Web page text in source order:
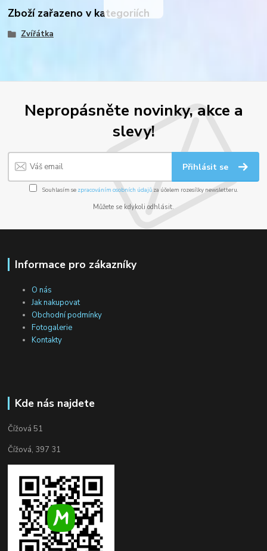
Zboží zařazeno v kategoriích
Zvířátka
Nepropásněte novinky, akce a
slevy!
Přihlásit se
Souhlasím se zpracováním osobních údajůza účelem rozesílky newsletteru.
Můžete se kdykoli odhlásit.
Informace pro zákazníky
O nás
Jak nakupovat
Obchodní podmínky
Fotogalerie
Kontakty
Kde nás najdete
Čížová 51
Čížová, 397 31